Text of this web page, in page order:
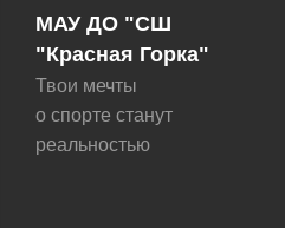
МАУ ДО "СШ
"Красная Горка"
Твои мечты
о спорте станут
реальностью